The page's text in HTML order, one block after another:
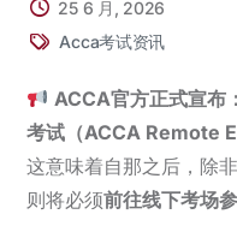
25 6 月, 2026
Acca考试资讯
ACCA官方正式宣布
考试（ACCA Remote
这意味着自那之后，除
则将必须前往线下考场